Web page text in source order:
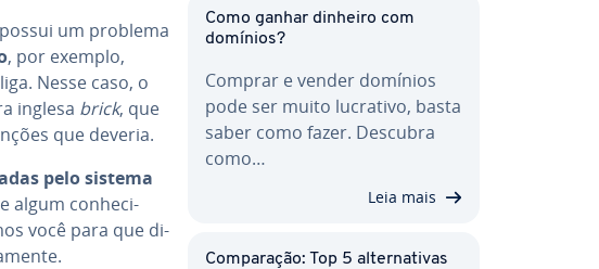
um problema
, por exemplo,
Nesse caso, o
inglesa brick, que
que deveria.
pelo sistema
algum co­nhe­ci­
você para que di­
Como ganhar dinheiro com
domínios?
Comprar e vender domínios
pode ser muito lucrativo, basta
saber como fazer. Descubra
como…
Leia mais
Com­pa­ra­ção: Top 5 al­ter­na­ti­vas